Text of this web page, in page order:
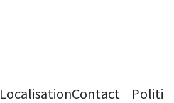
LocalisationContact